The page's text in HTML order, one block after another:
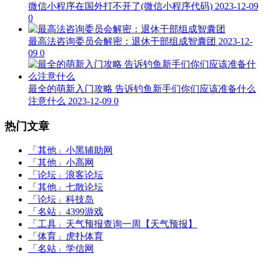
微信小程序在国外打不开了(微信小程序代码) 2023-12-09
0
最高法咨询委员会解密：退休干部组成智囊团 2023-12-
09 0
最全的萌新入门攻略 告诉钓鱼新手们你们应该准备什么
注意什么 2023-12-09 0
热门文章
「其他」 小黑辅助网
「其他」 小高网
「论坛」 浪客论坛
「其他」 七散论坛
「论坛」 科技岛
「名站」 4399游戏
「工具」 天气预报查询一周【天气预报】
「体育」
虎扑体育
「名站」 学信网